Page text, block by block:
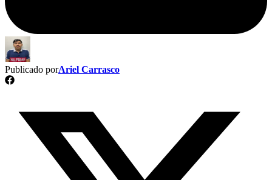
Publicado porAriel Carrasco